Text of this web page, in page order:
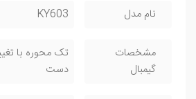
نام مدل KY603
مشخصات
گیمبال
دست